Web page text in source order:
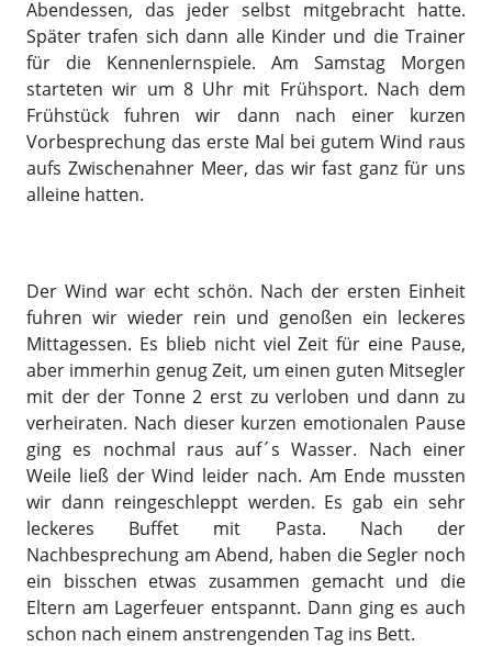
Abendessen, das jeder selbst mitgebracht hatte.
Später trafen sich dann alle Kinder und die Trainer
für die Kennenlernspiele. Am Samstag Morgen
starteten wir um 8 Uhr mit Frühsport. Nach dem
Frühstück fuhren wir dann nach einer kurzen
Vorbesprechung das erste Mal bei gutem Wind raus
aufs Zwischenahner Meer, das wir fast ganz für uns
alleine hatten.
Der Wind war echt schön. Nach der ersten Einheit
fuhren wir wieder rein und genoßen ein leckeres
Mittagessen. Es blieb nicht viel Zeit für eine Pause,
aber immerhin genug Zeit, um einen guten Mitsegler
mit der der Tonne 2 erst zu verloben und dann zu
verheiraten. Nach dieser kurzen emotionalen Pause
ging es nochmal raus auf´s Wasser. Nach einer
Weile ließ der Wind leider nach. Am Ende mussten
wir dann reingeschleppt werden. Es gab ein sehr
leckeres Buffet mit Pasta. Nach der
Nachbesprechung am Abend, haben die Segler noch
ein bisschen etwas zusammen gemacht und die
Eltern am Lagerfeuer entspannt. Dann ging es auch
schon nach einem anstrengenden Tag ins Bett.